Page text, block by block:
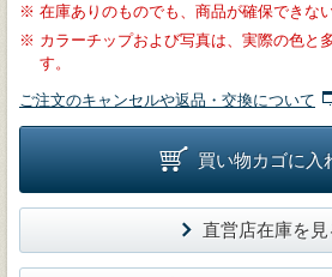
※ 在庫ありのものでも、商品が確保できな
※ カラーチップおよび写真は、実際の色と
す。
ご注文のキャンセルや返品・交換について
買い物カゴに入
直営店在庫を見